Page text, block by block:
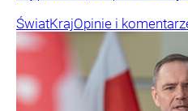
ŚwiatKrajOpinie i